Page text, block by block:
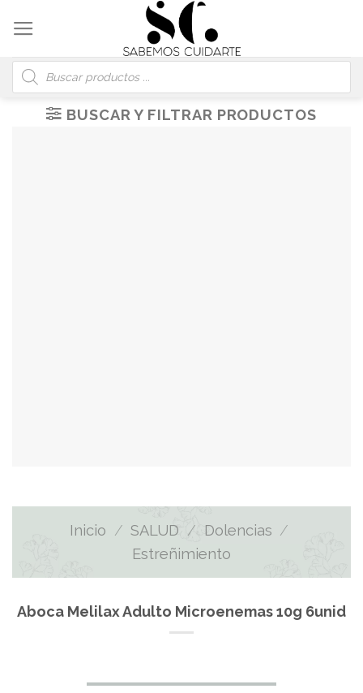
content
Búsqueda
de
productos
BUSCAR Y FILTRAR PRODUCTOS
Inicio / SALUD / Dolencias /
Estreñimiento
Aboca Melilax Adulto Microenemas 10g 6unid